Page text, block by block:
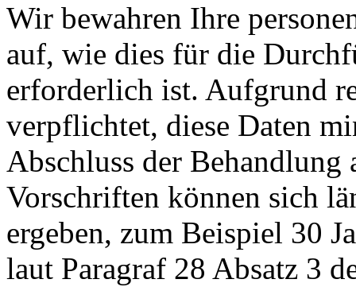
Wir bewahren Ihre
auf, wie dies für die
erforderlich ist. Aufgrund
verpflichtet, diese Daten
Abschluss der Behandlung
Vorschriften können sich
ergeben, zum Beispiel 30
laut Paragraf 28 Absatz 3